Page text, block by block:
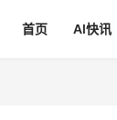
首页 AI快讯